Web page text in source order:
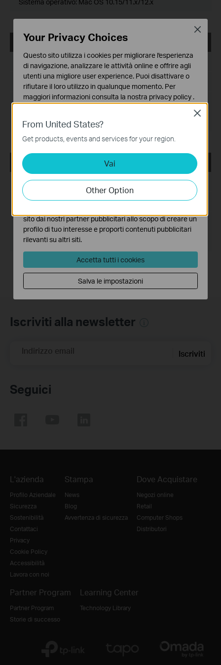
USB_Printer_Controller_Utility_Mac
Data di pubblicazione: 2018-10-29
English
Dimensioni file:2.53 MB
Sistema operativo: Mac OS 10.9-10.14
USB_Printer_Controller_Utility_Windows
Data di pubblicazione:2016-11-15
Lingua:English
Dimensioni file:14.26MB
Sistema operativo: Win2000/XP/2003/Vista/7/8/8.1/10
Iscriviti alla newsletter
Indirizzo email Iscriviti
Seguici
L'azienda
Profilo Aziendale
Sicurezza
Sostenibilità
Contattaci
Privacy
Cookie Policy
Accessibilità
Lavora con noi
Stampa
News
Blog
Avvertenza di sicurezza
Dove Acquistare
Negozi online
Retail
Computer Shops
Distributori
Partner Program
Partner Program
Storie di successo
Learning Center
Technology Library
From United States?
Get products, events and services for your region.
Vai
Other Option
Close
Your Privacy Choices
Questo sito utilizza i cookies per migliorare l'esperienza
di navigazione, analizzare le attività online e offrire agli
utenti una migliore user experience. Puoi disattivare o
rifiutare il loro utilizzo in qualunque momento. Per
maggiori informazioni consulta la nostra privacy policy .
Questi cookies sono necessari per il corretto
funzionamento del sito e non possono essere disattivati
nel tuo sistema.
Analytics e Marketing Cookies
I cookies analitici ci permettono di analizzare le tue
attività sul nostro sito allo scopo di migliorarne le
funzionalità.
sito dai nostri partner pubblicitari allo scopo di creare un
profilo di tuo interesse e proporti contenuti pubblicitari
rilevanti su altri siti.
Accetta tutti i cookies
Salva le impostazioni
Close